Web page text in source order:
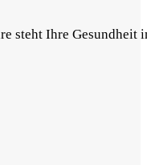
steht Ihre Gesundheit